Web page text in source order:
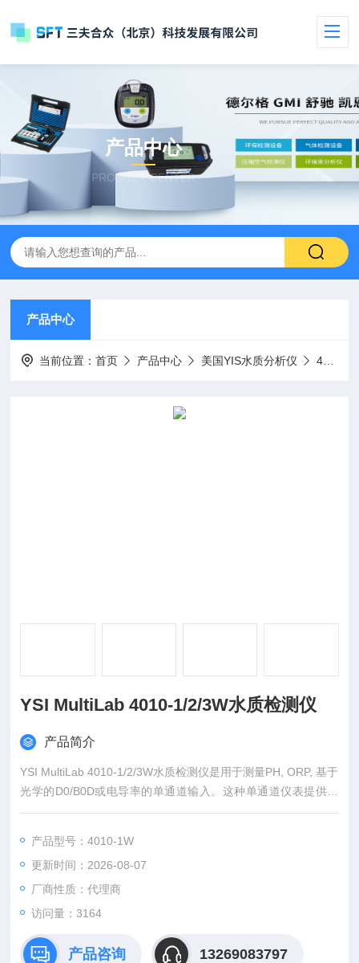
产品中心
PRODUCT CENTER
产品中心
当前位置：首页 产品中心 美国YIS水质分析仪 4010-1W水质检测仪
YSI MultiLab 4010-1/2/3W水质检测仪
产品简介
YSI MultiLab 4010-1/2/3W水质检测仪是用于测量PH, ORP, 基于
光学的D0/B0D或电导率的单通道输入。这种单通道仪表提供了
易于使用且易于校准的菜单驱动操作，并具有易于阅读的大型显
产品型号：4010-1W
更新时间：2026-08-07
厂商性质：代理商
访问量：3164
产品咨询 13269083797